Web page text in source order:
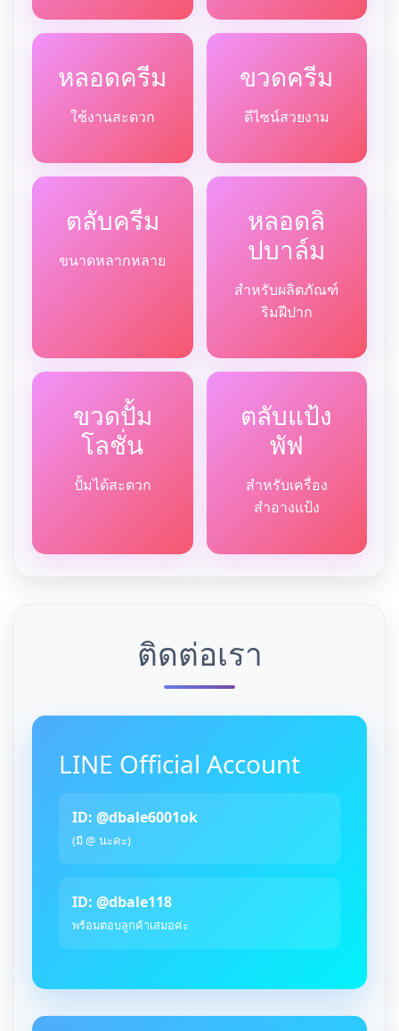
หลอดครีม
ใช้งานสะดวก
ขวดครีม
ดีไซน์สวยงาม
ตลับครีม
ขนาดหลากหลาย
หลอดลิ
ปบาล์ม
สำหรับผลิตภัณฑ์
ริมฝีปาก
ขวดปั้ม
โลชั่น
ปั้มได้สะดวก
ตลับแป้ง
พัฟ
สำหรับเครื่อง
สำอางแป้ง
ติดต่อเรา
LINE Official Account
ID: @dbale6001ok
(มี @ นะคะ)
ID: @dbale118
พร้อมตอบลูกค้าเสมอค่ะ